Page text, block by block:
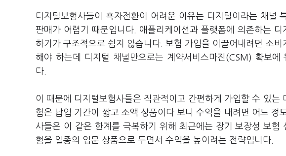
디지털보험사들이 흑자전환이 어려운 이유는 디지털이라는 채널
판매가 어렵기 때문입니다. 애플리케이션과 플랫폼에 의존하는
하기가 구조적으로 쉽지 않습니다. 보험 가입을 이끌어내려면 소
해야 하는데 디지털 채널만으로는 계약서비스마진(CSM) 확보에
다.
이 때문에 디지털보험사들은 직관적이고 간편하게 가입할 수 있는
험은 납입 기간이 짧고 소액 상품이다 보니 수익을 내려면 어느 정
사들은 이 같은 한계를 극복하기 위해 최근에는 장기 보장성 보험
험을 일종의 입문 상품으로 두면서 수익을 높이려는 전략입니다.